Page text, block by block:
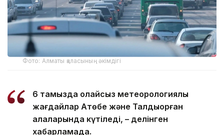
Фото: Алматы қаласының әкімдігі
6 тамызда қолайсыз метеорологиялық
жағдайлар Ақтөбе және Талдықорған
қалаларында күтіледі, – делінген
хабарламада.